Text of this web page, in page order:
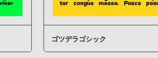
ゴツデラゴシック